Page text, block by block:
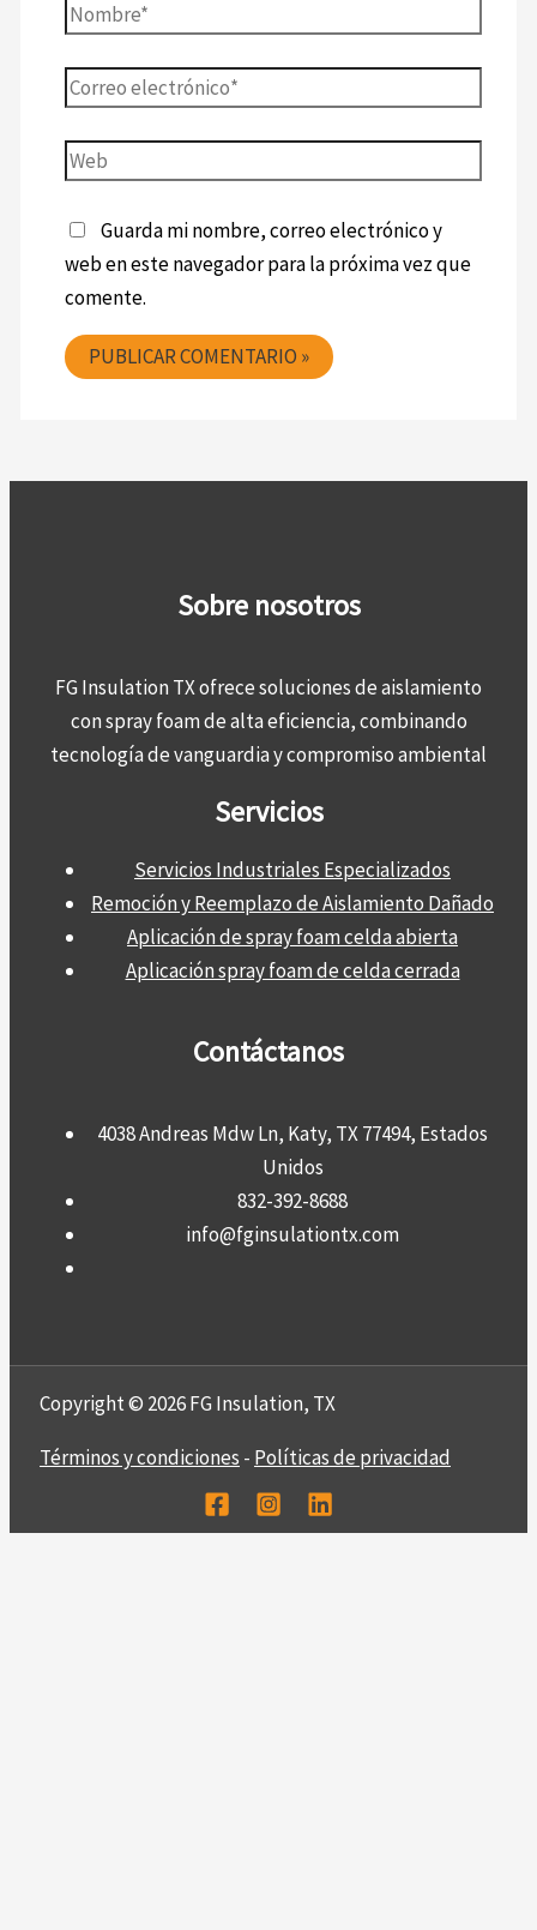
Guarda mi nombre, correo electrónico y
web en este navegador para la próxima vez que
comente.
Sobre nosotros
FG Insulation TX ofrece soluciones de aislamiento
con spray foam de alta eficiencia, combinando
tecnología de vanguardia y compromiso ambiental
Servicios
Servicios Industriales Especializados
Remoción y Reemplazo de Aislamiento Dañado
Aplicación de spray foam celda abierta
Aplicación spray foam de celda cerrada
Contáctanos
4038 Andreas Mdw Ln, Katy, TX 77494, Estados
Unidos
832-392-8688
info@fginsulationtx.com
Copyright © 2026 FG Insulation, TX
Términos y condiciones - Políticas de privacidad